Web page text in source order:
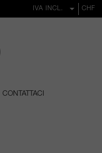
CONTATTACI